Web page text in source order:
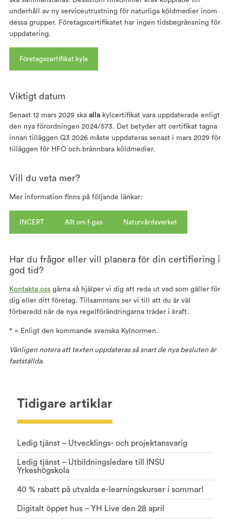
underhåll av ny serviceutrustning för naturliga köldmedier inom
dessa grupper. Företagscertifikatet har ingen tidsbegränsning för
uppdatering.
Företagscertifikat kyla
Viktigt datum
Senast 12 mars 2029 ska allakylcertifikat vara uppdaterade enligt
den nya förordningen 2024/573. Det betyder att certifikat tagna
innan tilläggen Q3 2026 måste uppdateras senast i mars 2029 för
tilläggen för HFO och brännbara köldmedier.
Vill du veta mer?
Mer information finns på följande länkar:
INCERT Allt om f-gas Naturvårdsverket
Har du frågor eller vill planera för din certifiering i
god tid?
Kontakta ossgärna så hjälper vi dig att reda ut vad som gäller för
dig eller ditt företag. Tillsammans ser vi till att du är väl
förberedd när de nya regelförändringarna träder i kraft.
* = Enligt den kommande svenska Kylnormen.
Vänligen notera att texten uppdateras så snart de nya besluten är
fastställda.
Tidigare artiklar
Ledig tjänst – Utvecklings- och projektansvarig
Ledig tjänst – Utbildningsledare till INSU
Yrkeshögskola
40 % rabatt på utvalda e-learningskurser i sommar!
Digitalt öppet hus – YH Live den 28 april